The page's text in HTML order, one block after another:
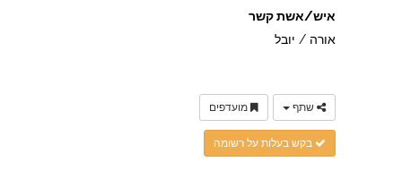
איש/אשת קשר
אורה / יובל
שתף מועדפים
בקש בעלות על רשומה